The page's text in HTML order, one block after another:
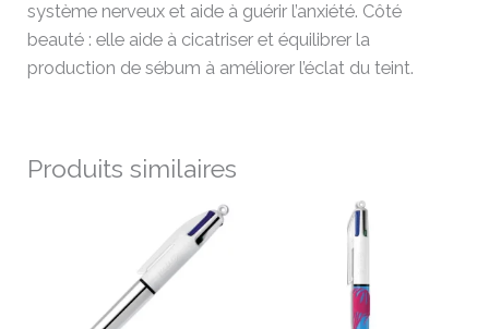
système nerveux et aide à guérir l’anxiété. Côté
beauté : elle aide à cicatriser et équilibrer la
production de sébum à améliorer l’éclat du teint.
Produits similaires